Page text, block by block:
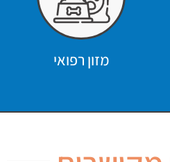
מזון רפואי